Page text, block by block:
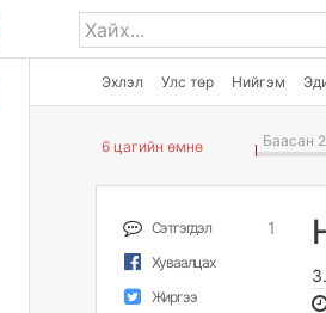
Эхлэл Улс төр Нийгэм
6 цагийн өмнө Баасан
Сэтгэгдэл 1
Хуваалцах
Жиргээ